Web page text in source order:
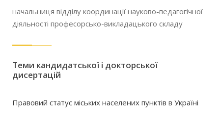
начальниця відділу координації науково-педагогічної
діяльності професорсько-викладацького складу
Теми кандидатської і докторської
дисертацій
Правовий статус міських населених пунктів в Україні